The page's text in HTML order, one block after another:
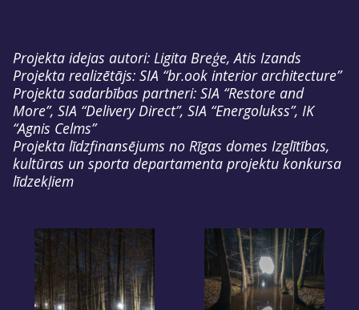
Projekta idejas autori: Ligita Breģe, Atis Izands
Projekta realizētājs: SIA “br.ook interior architecture”
Projekta sadarbības partneri: SIA “Restore and
More”, SIA “Delivery Direct”, SIA “Energolukss”, IK
“Agnis Celms”
Projekta līdzfinansējums no Rīgas domes Izglītības,
kultūras un sporta departamenta projektu konkursa
līdzekļiem